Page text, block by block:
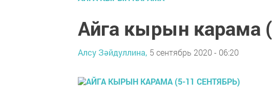
Айга кырын карама
Алсу Зәйдуллина, 5 сентябрь 2020 - 06:20